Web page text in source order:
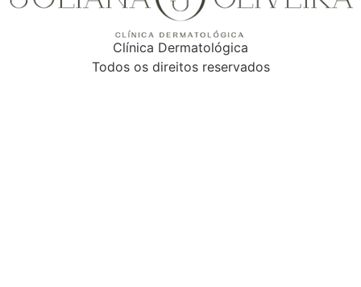
Clínica Dermatológica
Todos os direitos reservados